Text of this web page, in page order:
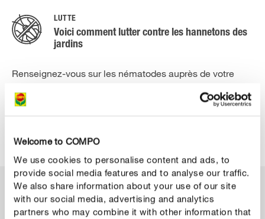
Welcome to COMPO
We use cookies to personalise content and ads, to
provide social media features and to analyse our traffic.
We also share information about your use of our site
with our social media, advertising and analytics
partners who may combine it with other information that
LUTTE
Voici comment lutter contre les hannetons des
jardins
Renseignez-vous sur les nématodes auprès de votre
sont dispersés sur le sol. Ils repèrent rapidement les vers
le gazon mort puis réensemencer la pelouse.
Produits pour réparer votre gazon